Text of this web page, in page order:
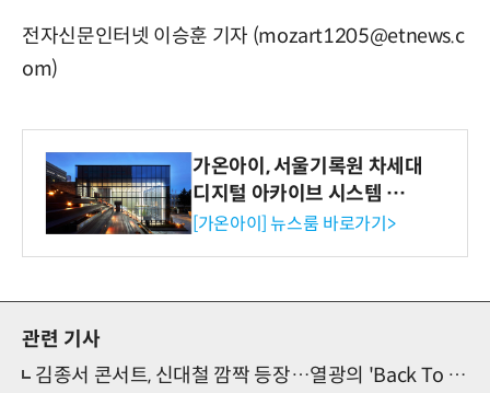
전자신문인터넷 이승훈 기자 (mozart1205@etnews.c
om)
가온아이, 서울기록원 차세대
디지털 아카이브 시스템 구축
수행
[가온아이] 뉴스룸 바로가기>
관련 기사
김종서 콘서트, 신대철 깜짝 등장…열광의 'Back To The 8090'